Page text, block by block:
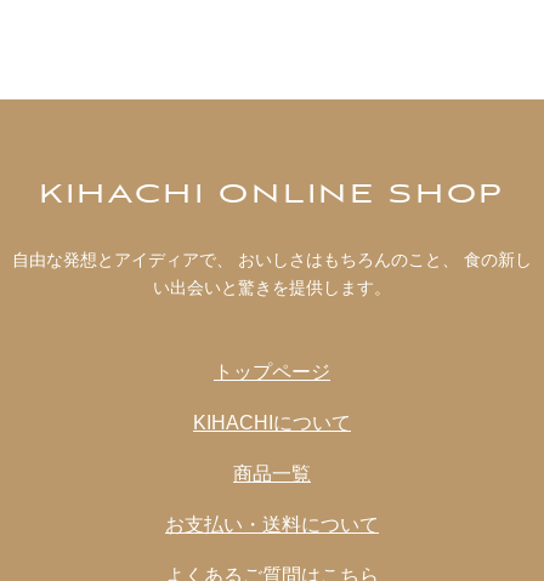
KIHACHI ONLINE SHOP
自由な発想とアイディアで、 おいしさはもちろんのこと、 食の新し
い出会いと驚きを提供します。
トップページ
KIHACHIについて
商品一覧
お支払い・送料について
よくあるご質問はこちら